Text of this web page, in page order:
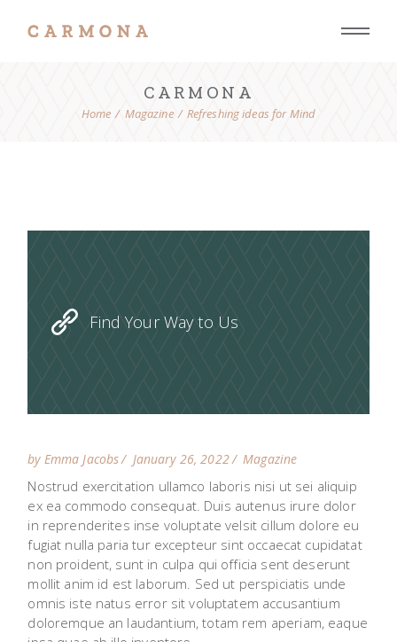
CARMONA
Home Magazine Refreshing ideas for Mind
Find Your Way to Us
by Emma Jacobs January 26, 2022 Magazine
Nostrud exercitation ullamco laboris nisi ut sei aliquip
ex ea commodo consequat. Duis autenus irure dolor
in reprenderites inse voluptate velsit cillum dolore eu
fugiat nulla paria tur excepteur sint occaecat cupidatat
non proident, sunt in culpa qui officia sent deserunt
mollit anim id est laborum. Sed ut perspiciatis unde
omnis iste natus error sit voluptatem accusantium
doloremque an laudantium, totam rem aperiam, eaque